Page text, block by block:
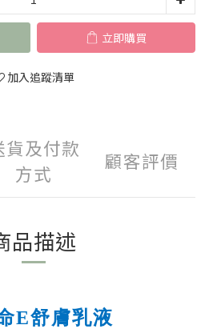
立即購買
加入追蹤清單
貨及付款
方式
顧客評價
品描述
E舒膚乳液